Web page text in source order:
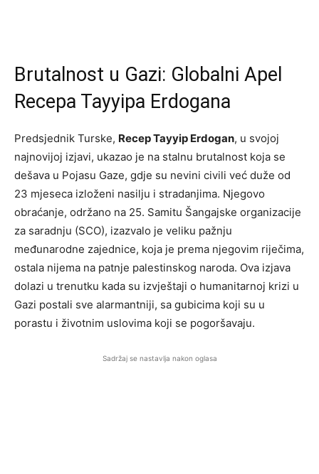
Brutalnost u Gazi: Globalni Apel
Recepa Tayyipa Erdogana
Predsjednik Turske, Recep Tayyip Erdogan, u svojoj
najnovijoj izjavi, ukazao je na stalnu brutalnost koja se
dešava u Pojasu Gaze, gdje su nevini civili već duže od
23 mjeseca izloženi nasilju i stradanjima. Njegovo
obraćanje, održano na 25. Samitu Šangajske organizacije
za saradnju (SCO), izazvalo je veliku pažnju
međunarodne zajednice, koja je prema njegovim riječima,
ostala nijema na patnje palestinskog naroda. Ova izjava
dolazi u trenutku kada su izvještaji o humanitarnoj krizi u
Gazi postali sve alarmantniji, sa gubicima koji su u
porastu i životnim uslovima koji se pogoršavaju.
Sadržaj se nastavlja nakon oglasa